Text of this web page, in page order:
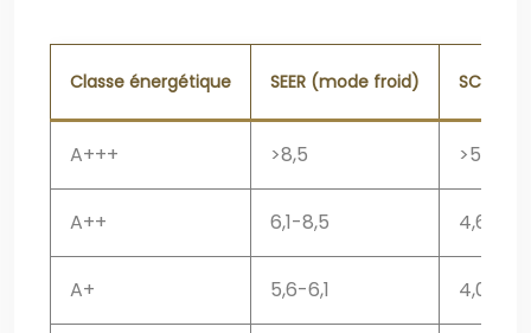
Classe énergétique SEER (mode froid) SCOP
A+++ >8,5 >5,1
A++ 6,1-8,5 4,6-5,1
A+ 5,6-6,1 4,0-4,6